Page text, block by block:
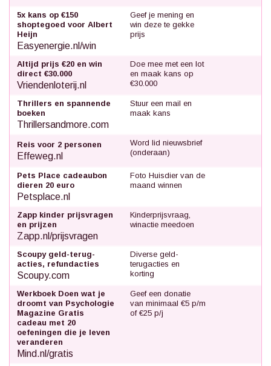
5x kans op €150
shoptegoed voor Albert
Heijn
Easyenergie.nl/win
Geef je mening en
win deze te gekke
prijs
Altijd prijs €20 en win
direct €30.000
Vriendenloterij.nl
Doe mee met een lot
en maak kans op
€30.000
Thrillers en spannende
boeken
Thrillersandmore.com
Stuur een mail en
maak kans
Reis voor 2 personen
Effeweg.nl
Word lid nieuwsbrief
(onderaan)
Pets Place cadeaubon
dieren 20 euro
Petsplace.nl
Foto Huisdier van de
maand winnen
Zapp kinder prijsvragen
en prijzen
Zapp.nl/prijsvragen
Kinderprijsvraag,
winactie meedoen
Scoupy geld-terug-
acties, refundacties
Scoupy.com
Diverse geld-
terugacties en
korting
Werkboek Doen wat je
droomt van Psychologie
Magazine Gratis
cadeau met 20
oefeningen die je leven
veranderen
Mind.nl/gratis
Geef een donatie
van minimaal €5 p/m
of €25 p/j